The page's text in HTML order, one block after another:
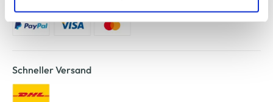
zu ändern oder zu widerrufen) erfahren Sie in unserem
Cookie-Hinweisbzw. derDatenschutzerklärung.
Schneller Versand